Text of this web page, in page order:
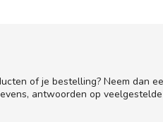
of je bestelling? Neem dan
antwoorden op